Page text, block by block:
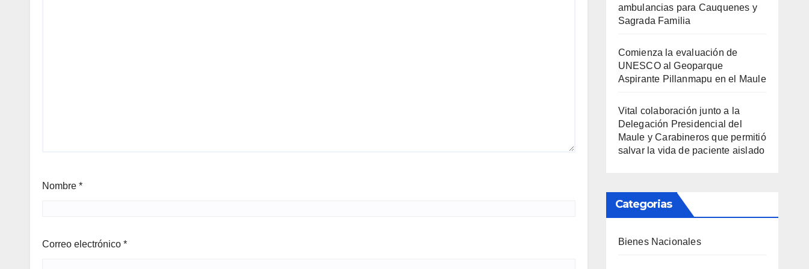
Nombre *
Correo electrónico *
ambulancias para Cauquenes y
Sagrada Familia
Comienza la evaluación de
UNESCO al Geoparque
Aspirante Pillanmapu en el Maule
Vital colaboración junto a la
Delegación Presidencial del
Maule y Carabineros que permitió
salvar la vida de paciente aislado
Categorias
Bienes Nacionales